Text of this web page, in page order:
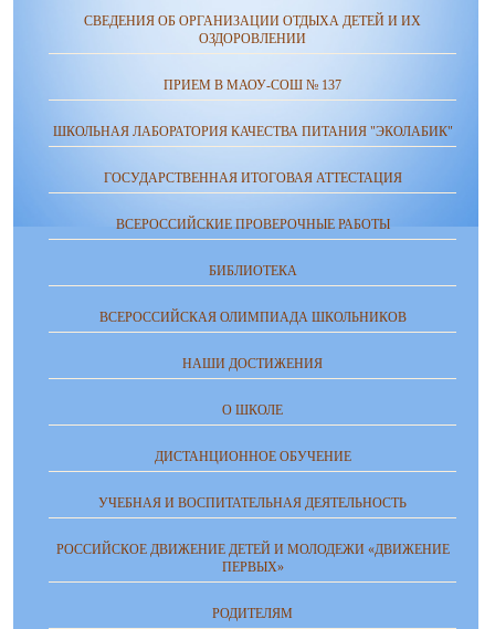
СВЕДЕНИЯ ОБ ОРГАНИЗАЦИИ ОТДЫХА ДЕТЕЙ И ИХ
ОЗДОРОВЛЕНИИ
ПРИЕМ В МАОУ-СОШ № 137
ШКОЛЬНАЯ ЛАБОРАТОРИЯ КАЧЕСТВА ПИТАНИЯ "ЭКОЛАБИК"
ГОСУДАРСТВЕННАЯ ИТОГОВАЯ АТТЕСТАЦИЯ
ВСЕРОССИЙСКИЕ ПРОВЕРОЧНЫЕ РАБОТЫ
БИБЛИОТЕКА
ВСЕРОССИЙСКАЯ ОЛИМПИАДА ШКОЛЬНИКОВ
НАШИ ДОСТИЖЕНИЯ
О ШКОЛЕ
ДИСТАНЦИОННОЕ ОБУЧЕНИЕ
УЧЕБНАЯ И ВОСПИТАТЕЛЬНАЯ ДЕЯТЕЛЬНОСТЬ
РОССИЙСКОЕ ДВИЖЕНИЕ ДЕТЕЙ И МОЛОДЕЖИ «ДВИЖЕНИЕ
ПЕРВЫХ»
РОДИТЕЛЯМ